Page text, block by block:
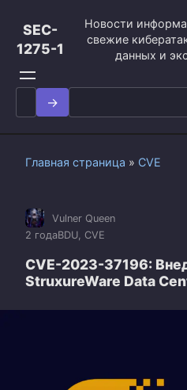
контенту
SEC-
1275-1
Новости
свежие
данных и
Search
for:
Главная страница » CVE
Vulner Queen
2 годаBDU, CVE
CVE-2023-37196:
StruxureWare Data